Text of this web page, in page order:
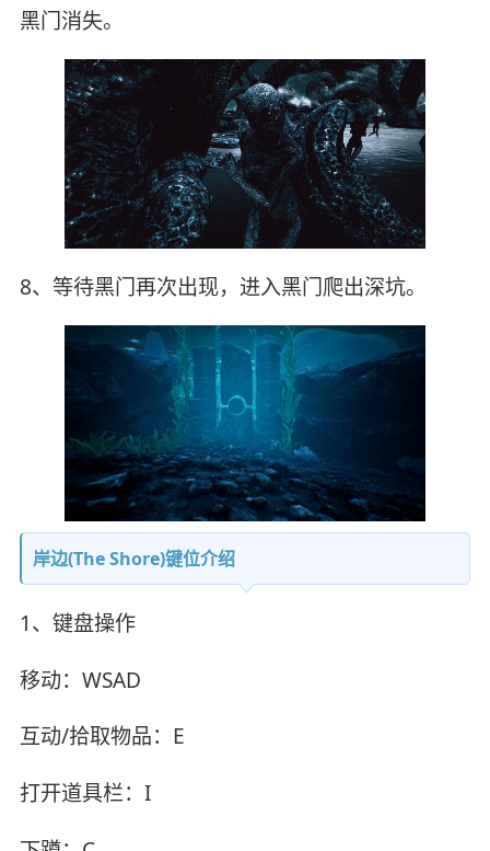
黑门消失。
8、等待黑门再次出现，进入黑门爬出深坑。
岸边(The Shore)键位介绍
1、键盘操作
移动：WSAD
互动/拾取物品：E
打开道具栏：I